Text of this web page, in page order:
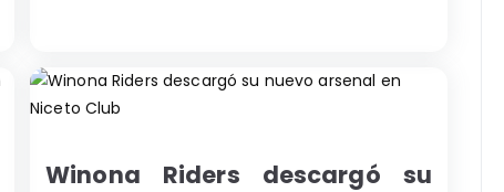
Winona Riders descargó su